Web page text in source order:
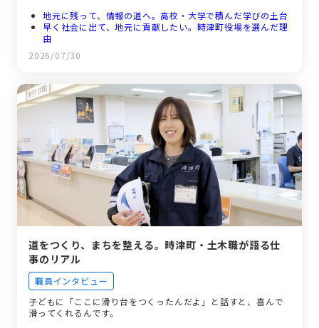
地元に残って、情報の道へ。高校・大学で積んだ学びの土台
早く社会に出て、地元に貢献したい。時津町役場を選んだ理
由
約190人分のパズル。行政DX係が支える、役場の情報システ
ム管理
リアル
2026/07/30
道をつくり、まちを整える。時津町・土木職が語る仕
事のリアル
職員インタビュー
子どもに「ここに滑り台をつくったんだよ」と話すと、喜んで
滑ってくれるんです。